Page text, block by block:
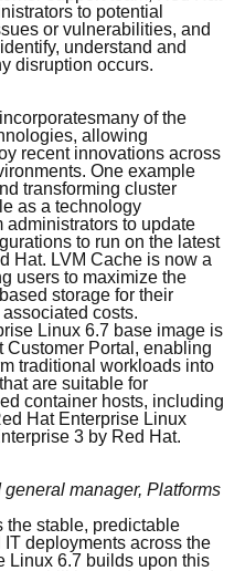
to potential
or vulnerabilities, and
understand and
disruption occurs.
smany ofthe
allowing
recentinnovations across
One example
transforming cluster
as a technology
administrators to update
to run on the latest
Hat. LVM Cache is now a
users to maximize the
storage for their
costs.
Linux 6.7 base image is
Portal , enabling
traditional workloads into
are suitable for
container hosts, including
Hat Enterprise Linux
3 by Red Hat.
manager, Platforms
the stable, predictable
deployments across the
Linux 6.7 builds upon this